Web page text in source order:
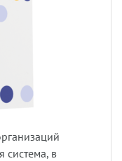
система, в